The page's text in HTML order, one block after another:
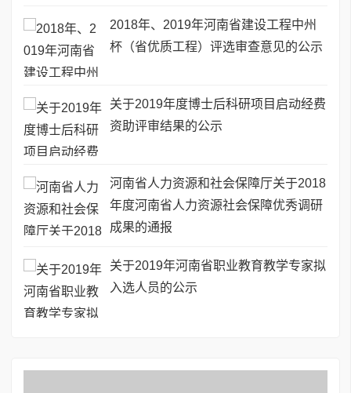
2018年、2019年河南省建设工程中州
杯（省优质工程）评选审查意见的公示
关于2019年度博士后科研项目启动经费
资助评审结果的公示
河南省人力资源和社会保障厅关于2018
年度河南省人力资源社会保障优秀调研
成果的通报
关于2019年河南省职业教育教学专家拟
入选人员的公示